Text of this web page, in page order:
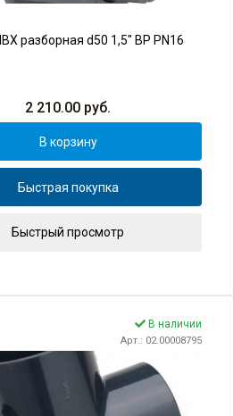
разборная d50 1,5" ВР PN16
2 210.00 руб.
В корзину
Быстрая покупка
Быстрый просмотр
В наличии
Арт.: 02.00008795